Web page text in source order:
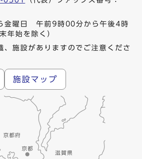
金曜日 午前9時00分から午後4時
年始を除く）
、施設がありますのでご注意くださ
施設マップ